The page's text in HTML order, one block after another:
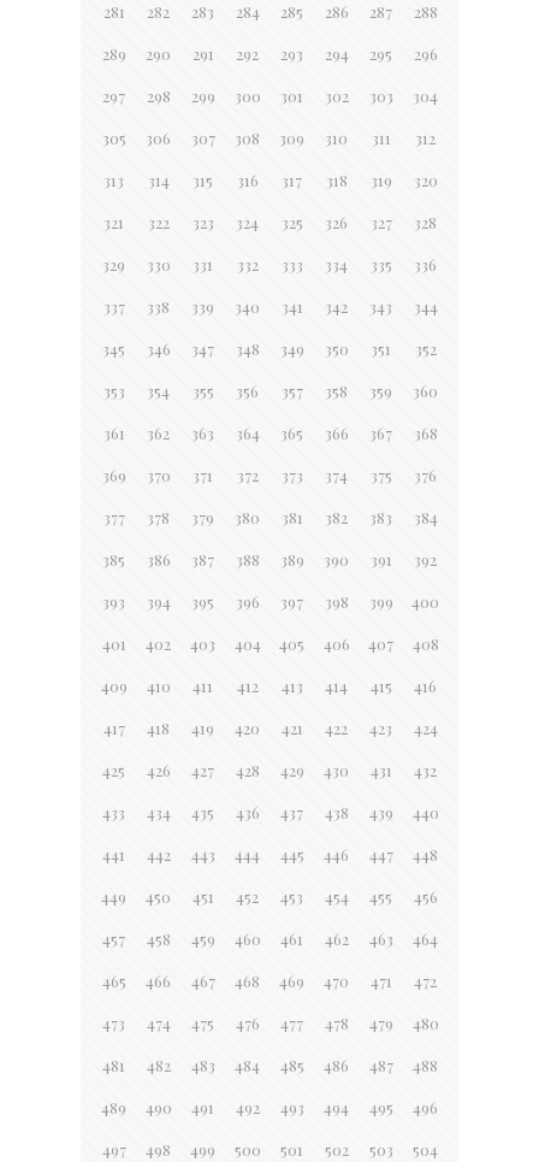
281 282 283 284 285 286 287 288
289 290 291 292 293 294 295 296
297 298 299 300 301 302 303 304
305 306 307 308 309 310 311 312
313 314 315 316 317 318 319 320
321 322 323 324 325 326 327 328
329 330 331 332 333 334 335 336
337 338 339 340 341 342 343 344
345 346 347 348 349 350 351 352
353 354 355 356 357 358 359 360
361 362 363 364 365 366 367 368
369 370 371 372 373 374 375 376
377 378 379 380 381 382 383 384
385 386 387 388 389 390 391 392
393 394 395 396 397 398 399 400
401 402 403 404 405 406 407 408
409 410 411 412 413 414 415 416
417 418 419 420 421 422 423 424
425 426 427 428 429 430 431 432
433 434 435 436 437 438 439 440
441 442 443 444 445 446 447 448
449 450 451 452 453 454 455 456
457 458 459 460 461 462 463 464
465 466 467 468 469 470 471 472
473 474 475 476 477 478 479 480
481 482 483 484 485 486 487 488
489 490 491 492 493 494 495 496
497 498 499 500 501 502 503 504